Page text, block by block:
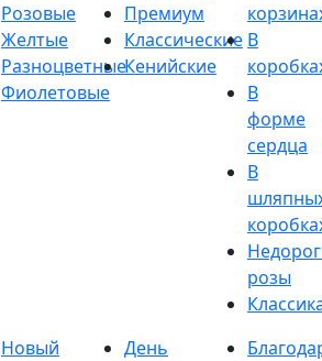
Розовые
Желтые
Разноцветные
Фиолетовые
Премиум
Классические
Кенийские
В
В
форме
сердца
В
розы
Новый
День